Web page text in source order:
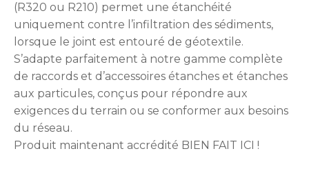
(R320 ou R210) permet une étanchéité
uniquement contre l’infiltration des sédiments,
lorsque le joint est entouré de géotextile.
S’adapte parfaitement à notre gamme complète
de raccords et d’accessoires étanches et étanches
aux particules, conçus pour répondre aux
exigences du terrain ou se conformer aux besoins
du réseau.
Produit maintenant accrédité BIEN FAIT ICI !